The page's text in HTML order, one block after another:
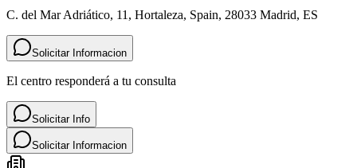
C. del Mar Adriático, 11, Hortaleza, Spain, 28033 Madrid, ES
Solicitar Informacion
El centro responderá a tu consulta
Solicitar Info
Solicitar Informacion